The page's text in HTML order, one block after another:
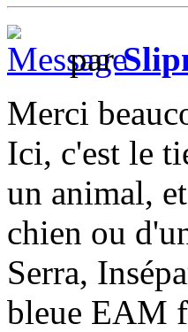
par
Merci
Ici, c'est le
un animal,
chien ou
Serra,
bleue EAM